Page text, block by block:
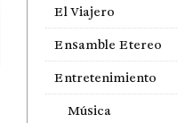
El Viajero
Ensamble Etereo
Entretenimiento
Música